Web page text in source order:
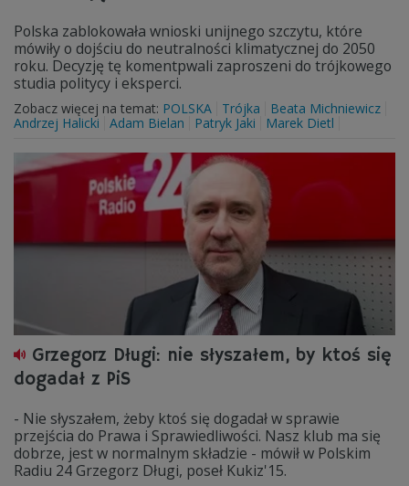
Polska zablokowała wnioski unijnego szczytu, które
mówiły o dojściu do neutralności klimatycznej do 2050
roku. Decyzję tę komentpwali zaproszeni do trójkowego
studia politycy i eksperci.
Zobacz więcej na temat: POLSKA Trójka
Beata Michniewicz
Andrzej Halicki
Adam Bielan Patryk Jaki Marek Dietl
Grzegorz Długi: nie słyszałem, by ktoś się
dogadał z PiS
- Nie słyszałem, żeby ktoś się dogadał w sprawie
przejścia do Prawa i Sprawiedliwości. Nasz klub ma się
dobrze, jest w normalnym składzie - mówił w Polskim
Radiu 24 Grzegorz Długi, poseł Kukiz'15.